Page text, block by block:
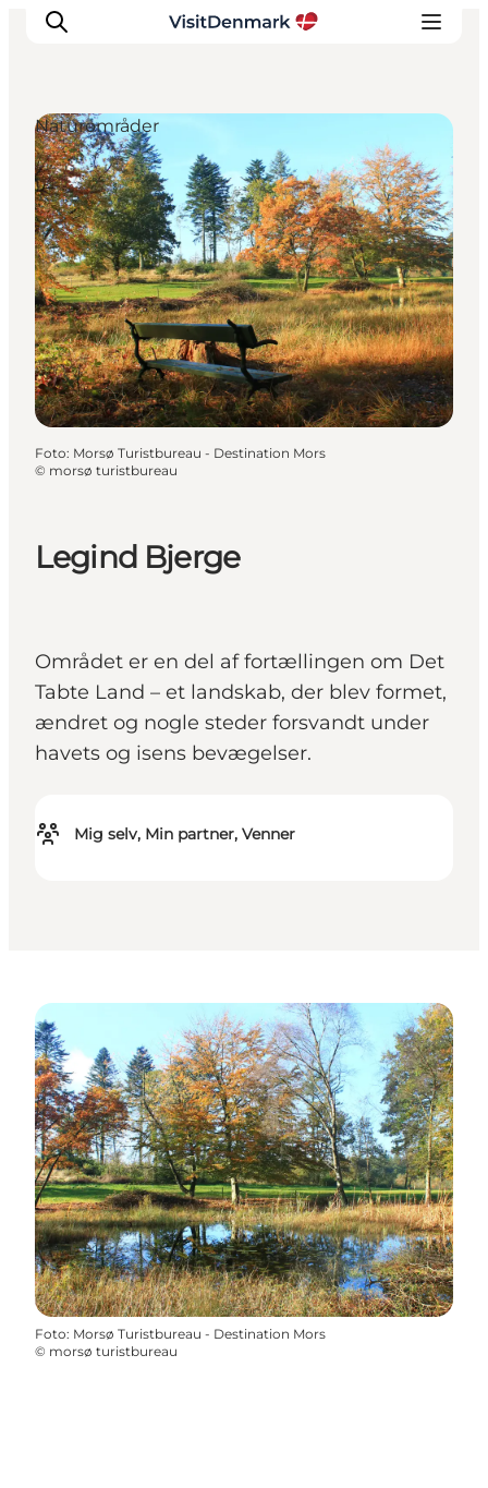
Inspiration
Destinationer
Oplevelser
Overnatning
Planlæg ferien
Legind Bjerge
Området er en del af fortællingen om Det
Tabte Land – et landskab, der blev formet,
ændret og nogle steder forsvandt under
havets og isens bevægelser.
Mig selv, Min partner, Venner
Naturområder
Foto: Morsø Turistbureau - Destination Mors
© morsø turistbureau
Foto: Morsø Turistbureau - Destination Mors
© morsø turistbureau